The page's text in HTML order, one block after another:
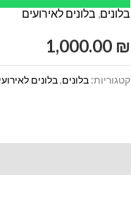
לבר
מצווה
בלונים, בלונים לאירועים
1,000.00 ₪
קטגוריות:בלונים,בלונים